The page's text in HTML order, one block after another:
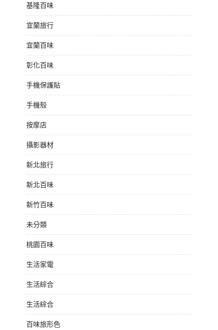
基隆百味
宜蘭旅行
宜蘭百味
彰化百味
手機保護貼
手機殼
按摩店
攝影器材
新北旅行
新北百味
新竹百味
未分類
桃園百味
生活家電
生活綜合
生活綜合
百味旅形色